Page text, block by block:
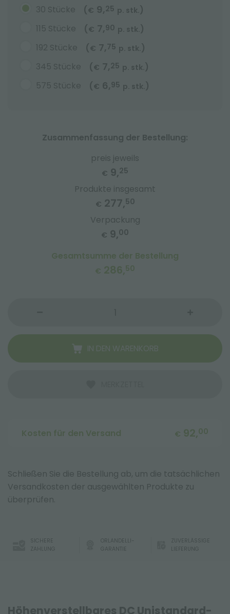
30 Stücke
( € 9,25 p. stk. )
115 Stücke
( € 7, 90 p. stk. )
192 Stücke
( € 7,75 p. stk. )
345 Stücke
( € 7,25 p. stk. )
575 Stücke
( € 6, 95 p. stk. )
Zusammenfassung der Bestellung:
preis jeweils
€ 9,25
Produkte insgesamt
€ 277,50
Verpackung
€ 9,00
Gesamtsumme der Bestellung
€ 286,50
IN DEN WARENKORB
Kosten für den Versand € 92,00
Schließen Sie die Bestellung ab, um die tatsächlichen
Versandkosten der ausgewählten Produkte zu
überprüfen.
SICHERE
ZAHLUNG
ORLANDELLI-
GARANTIE
ZUVERLÄSSIGE
LIEFERUNG
Höhenverstellbares DC Unistandard-